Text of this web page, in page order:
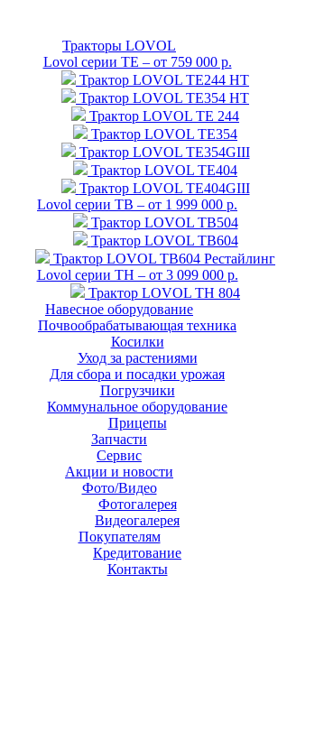
Тракторы LOVOL
Lovol серии TE – от 759 000 р.
Трактор LOVOL TE244 HT
Трактор LOVOL TE354 НТ
Трактор LOVOL TЕ 244
Трактор LOVOL TE354
Трактор LOVOL TE354GIII
Трактор LOVOL TE404
Трактор LOVOL TE404GIII
Lovol серии TB – от 1 999 000 р.
Трактор LOVOL TB504
Трактор LOVOL TB604
Трактор LOVOL TB604 Рестайлинг
Lovol серии TH – от 3 099 000 р.
Трактор LOVOL TH 804
Навесное оборудование
Почвообрабатывающая техника
Косилки
Уход за растениями
Для сбора и посадки урожая
Погрузчики
Коммунальное оборудование
Прицепы
Запчасти
Сервис
Акции и новости
Фото/Видео
Фотогалерея
Видеогалерея
Покупателям
Кредитование
Контакты